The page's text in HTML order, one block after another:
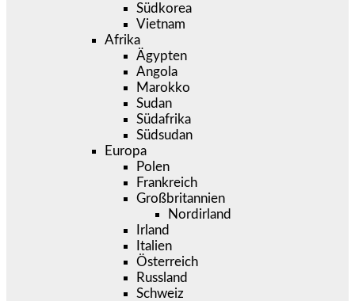
Südkorea
Vietnam
Afrika
Ägypten
Angola
Marokko
Sudan
Südafrika
Südsudan
Europa
Polen
Frankreich
Großbritannien
Nordirland
Irland
Italien
Österreich
Russland
Schweiz